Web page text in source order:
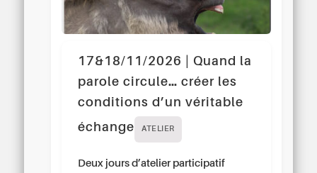
17&18/11/2026 | Quand la
parole circule… créer les
conditions d’un véritable
échange
ATELIER
Deux jours d’atelier participatif